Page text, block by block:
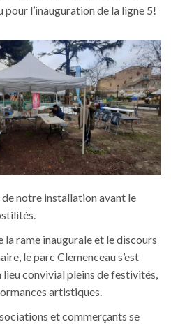
pour l’inauguration de la ligne 5!
notre installation avant le
la rame inaugurale et le discours
le parc Clemenceau s’est
lieu convivial pleins de festivités,
artistiques.
et commerçants se